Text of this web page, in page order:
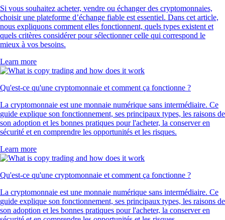
Si vous souhaitez acheter, vendre ou échanger des cryptomonnaies,
choisir une plateforme d’échange fiable est essentiel. Dans cet article,
nous expliquons comment elles fonctionnent, quels types existent et
quels critères considérer pour sélectionner celle qui correspond le
mieux à vos besoins.
Learn more
Qu'est-ce qu'une cryptomonnaie et comment ça fonctionne ?
La cryptomonnaie est une monnaie numérique sans intermédiaire. Ce
guide explique son fonctionnement, ses principaux types, les raisons de
son adoption et les bonnes pratiques pour l'acheter, la conserver en
sécurité et en comprendre les opportunités et les risques.
Learn more
Qu'est-ce qu'une cryptomonnaie et comment ça fonctionne ?
La cryptomonnaie est une monnaie numérique sans intermédiaire. Ce
guide explique son fonctionnement, ses principaux types, les raisons de
son adoption et les bonnes pratiques pour l'acheter, la conserver en